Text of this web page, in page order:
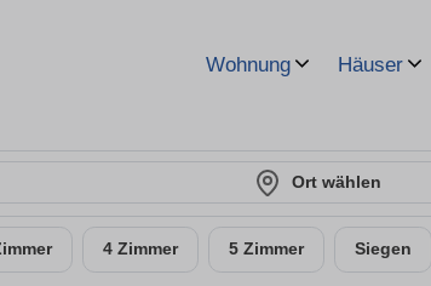
Wohnung Häuser
Ort wählen
4 Zimmer 5 Zimmer Siegen